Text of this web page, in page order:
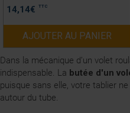
Dans la mécanique d’un volet
indispensable. La butée d'un
puisque sans elle, votre tablier
autour du tube.
14,14€ TTC
AJOUTER AU PANIER